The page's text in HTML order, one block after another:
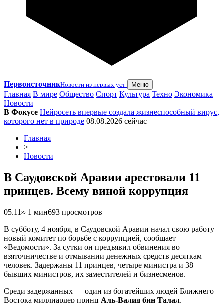
ПервоисточникНовости из первых уст Меню
Главная В мире Общество Спорт Культура Техно Экономика
Новости
В Фокусе Нейросеть впервые создала жизнеспособный вирус,
которого нет в природе 08.08.2026 сейчас
Главная
>
Новости
В Саудовской Аравии арестовали 11
принцев. Всему виной коррупция
05.11≈ 1 мин693 просмотров
В субботу, 4 ноября, в Саудовской Аравии начал свою работу
новый комитет по борьбе с коррупцией, сообщает
«Ведомости». За сутки он предъявил обвинения во
взяточничестве и отмывании денежных средств десяткам
человек. Задержаны 11 принцев, четыре министра и 38
бывших министров, их заместителей и бизнесменов.
Среди задержанных — один из богатейших людей Ближнего
Востока миллиардер принц Аль-Валид бин Талал,